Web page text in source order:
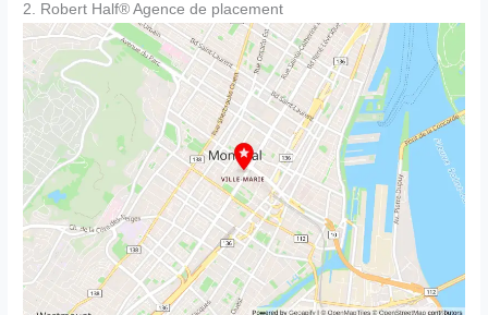
2. Robert Half® Agence de placement